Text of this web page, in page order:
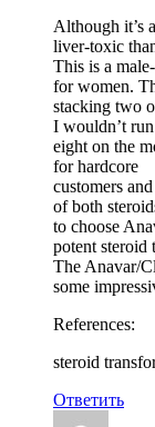
Although it’s
liver-toxic
This is a
for women.
stacking two
I wouldn’t
eight on the
for hardcore
customers
of both
to choose
potent steroid
The Anavar/
some
References:
steroid
Ответить